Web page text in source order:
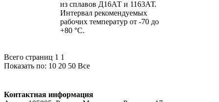
из сплавов Д16АТ и 1163АТ.
Интервал рекомендуемых
рабочих температур от -70 до
+80 °С.
Всего страниц 1 1
Показать по: 10 20 50 Все
Контактная информация